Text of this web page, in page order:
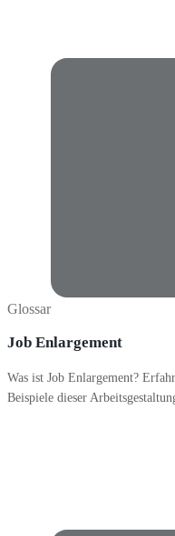
Glossar
Job Enlargement
Was ist Job Enlargement?
Beispiele dieser